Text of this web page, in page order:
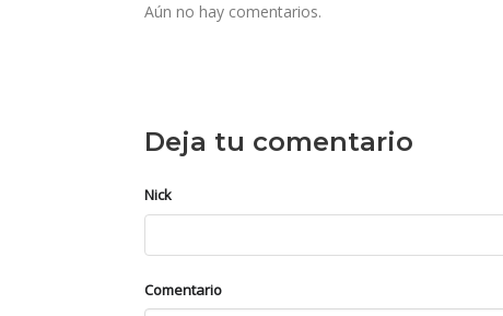
Aún no hay comentarios.
Deja tu comentario
Nick
Comentario